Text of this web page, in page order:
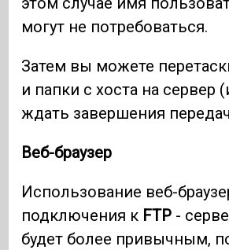
могут не потребоваться.
Затем вы можете
и папки с хоста на сервер
ждать завершения
Веб-браузер
Использование веб-
подключения к FTP -
будет более привычным,